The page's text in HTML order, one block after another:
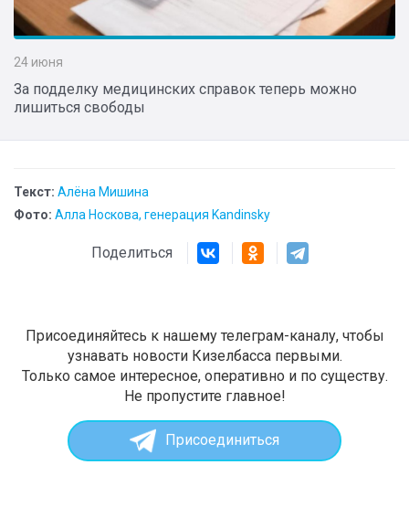
24 июня
За подделку медицинских справок теперь можно
лишиться свободы
Текст: Алёна Мишина
Фото: Алла Носкова, генерация Kandinsky
Поделиться
Присоединяйтесь к нашему телеграм-каналу, чтобы
узнавать новости Кизелбасса первыми.
Только самое интересное, оперативно и по существу.
Не пропустите главное!
Присоединиться